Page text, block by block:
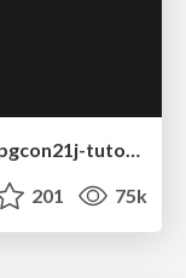
実際に使うSQLの書き方 徹底解説 / pgcon21j-tutorial
201 75k